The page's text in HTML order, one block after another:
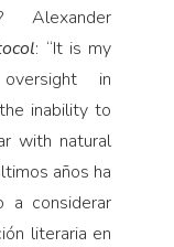
Alexander
: “It is my
in
inability to
with natural
años ha
a considerar
literaria en